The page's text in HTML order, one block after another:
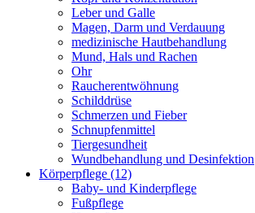
Leber und Galle
Magen, Darm und Verdauung
medizinische Hautbehandlung
Mund, Hals und Rachen
Ohr
Raucherentwöhnung
Schilddrüse
Schmerzen und Fieber
Schnupfenmittel
Tiergesundheit
Wundbehandlung und Desinfektion
Körperpflege (12)
Baby- und Kinderpflege
Fußpflege